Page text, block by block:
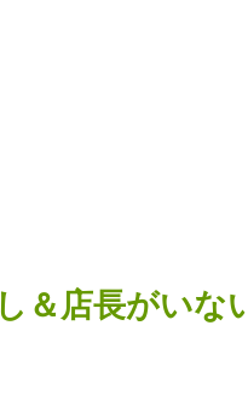
＆店長がいな